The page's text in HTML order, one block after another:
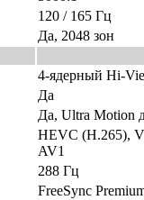
120 / 165 Гц
Да, 2048 зон
4-ядерный Hi-
Да
Да, Ultra Motion
HEVC (H.265),
AV1
288 Гц
FreeSync